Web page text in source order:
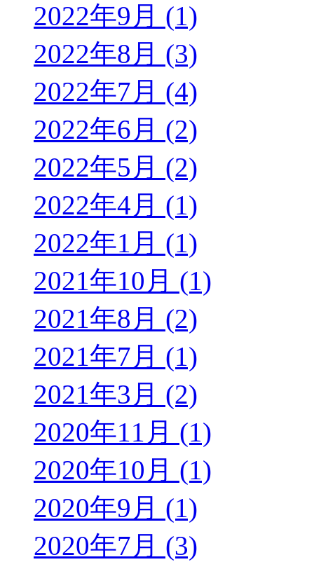
2022年9月 (1)
2022年8月 (3)
2022年7月 (4)
2022年6月 (2)
2022年5月 (2)
2022年4月 (1)
2022年1月 (1)
2021年10月 (1)
2021年8月 (2)
2021年7月 (1)
2021年3月 (2)
2020年11月 (1)
2020年10月 (1)
2020年9月 (1)
2020年7月 (3)